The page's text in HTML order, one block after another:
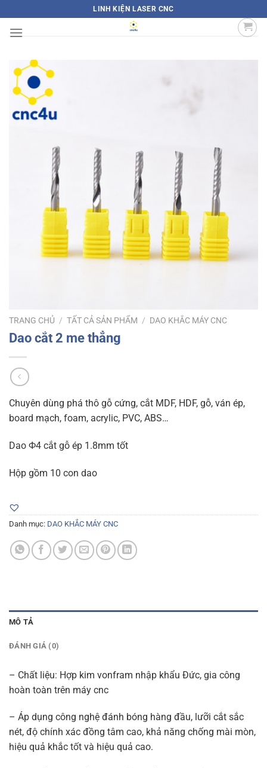
qua
nội
LINH KIỆN LASER CNC
TRANG CHỦ / TẤT CẢ SẢN PHẨM / DAO KHẮC MÁY CNC
Dao cắt 2 me thẳng
Chuyên dùng phá thô gỗ cứng, cắt MDF, HDF, gỗ, ván ép,
board mạch, foam, acrylic, PVC, ABS…
Dao Ф4 cắt gỗ ép 1.8mm tốt
Hộp gồm 10 con dao
Danh mục: DAO KHẮC MÁY CNC
MÔ TẢ
ĐÁNH GIÁ (0)
– Chất liệu: Hợp kim vonfram nhập khẩu Đức, gia công
hoàn toàn trên máy cnc
– Áp dụng công nghệ đánh bóng hàng đầu, lưỡi cắt sắc
nét, độ chính xác đồng tâm cao, khả năng chống mài mòn,
hiệu quả khắc tốt và hiệu quả cao.